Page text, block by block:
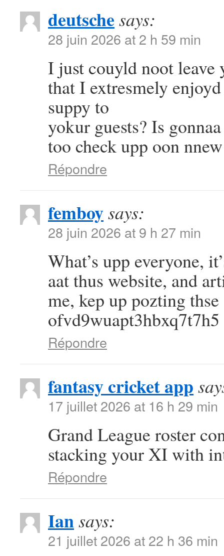
deutsche says:
28 juin 2026 at 2 h 59 min
I just couyld noot leave
that I extresmely
suppy to
yokur guests? Is
too check upp oon
Répondre
femboysays:
28 juin 2026 at 9 h 27 min
What’s upp everyone,
aat thus website, and
me, kep up pozting
ofvd9wuapt3hbxq7t7h5
Répondre
fantasy cricket app
17 juillet 2026 at 16 h 29 min
Grand League roster
stacking your XI with
Répondre
Iansays:
21 juillet 2026 at 22 h 36 min